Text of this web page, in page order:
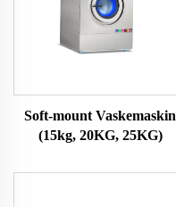
Soft-mount Vaskemaskin
(15kg, 20KG, 25KG)